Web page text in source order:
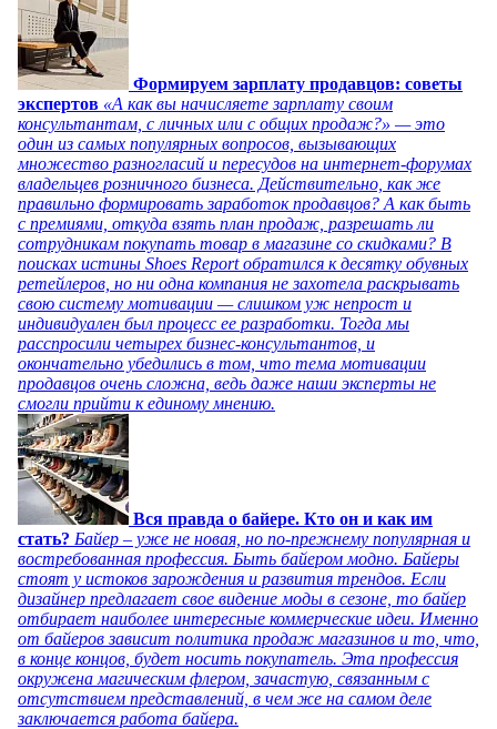
Формируем зарплату продавцов: советы
экспертов «А как вы начисляете зарплату своим
консультантам, с личных или с общих продаж?» — это
один из самых популярных вопросов, вызывающих
множество разногласий и пересудов на интернет-форумах
владельцев розничного бизнеса. Действительно, как же
правильно формировать заработок продавцов? А как быть
с премиями, откуда взять план продаж, разрешать ли
сотрудникам покупать товар в магазине со скидками? В
поисках истины Shoes Report обратился к десятку обувных
ретейлеров, но ни одна компания не захотела раскрывать
свою систему мотивации — слишком уж непрост и
индивидуален был процесс ее разработки. Тогда мы
расспросили четырех бизнес-консультантов, и
окончательно убедились в том, что тема мотивации
продавцов очень сложна, ведь даже наши эксперты не
смогли прийти к единому мнению.
Вся правда о байере. Кто он и как им
стать? Байер – уже не новая, но по-прежнему популярная и
востребованная профессия. Быть байером модно. Байеры
стоят у истоков зарождения и развития трендов. Если
дизайнер предлагает свое видение моды в сезоне, то байер
отбирает наиболее интересные коммерческие идеи. Именно
от байеров зависит политика продаж магазинов и то, что,
в конце концов, будет носить покупатель. Эта профессия
окружена магическим флером, зачастую, связанным с
отсутствием представлений, в чем же на самом деле
заключается работа байера.